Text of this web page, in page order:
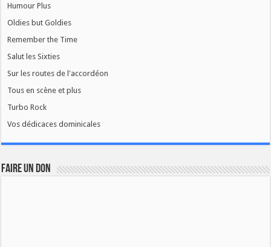
Humour Plus
Oldies but Goldies
Remember the Time
Salut les Sixties
Sur les routes de l'accordéon
Tous en scène et plus
Turbo Rock
Vos dédicaces dominicales
FAIRE UN DON